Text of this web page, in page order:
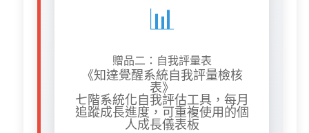
📊
贈品二：自我評量表
《知達覺醒系統自我評量檢核
表》
七階系統化自我評估工具，每月
追蹤成長進度，可重複使用的個
人成長儀表板